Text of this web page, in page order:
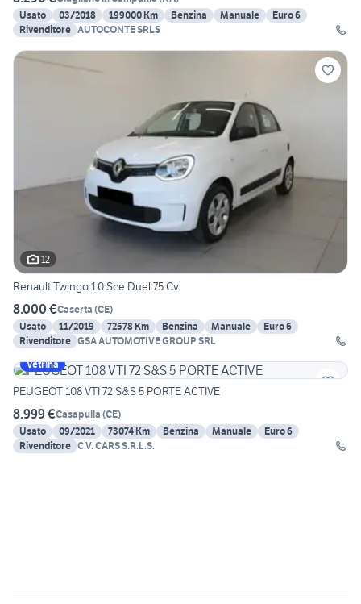
Usato
03/2018 199000 Km Benzina Manuale
Euro 6
Rivenditore AUTOCONTE SRLS
12
Renault Twingo 1.0 Sce Duel 75 Cv.
8.000 €Caserta (CE)
Usato
11/2019 72578 Km Benzina Manuale
Euro 6
Rivenditore GSA AUTOMOTIVE GROUP SRL
Vetrina
PEUGEOT 108 VTI 72 S&S 5 PORTE ACTIVE
8.999 €Casapulla (CE)
Usato
09/2021 73074 Km Benzina Manuale
Euro 6
Rivenditore C.V. CARS S.R.L.S.